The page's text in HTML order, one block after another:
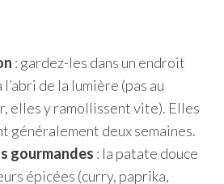
: gardez-les dans un endroit
de la lumière (pas au
elles y ramollissent vite). Elles
généralement deux semaines.
gourmandes : la patate douce
épicées (curry, paprika,